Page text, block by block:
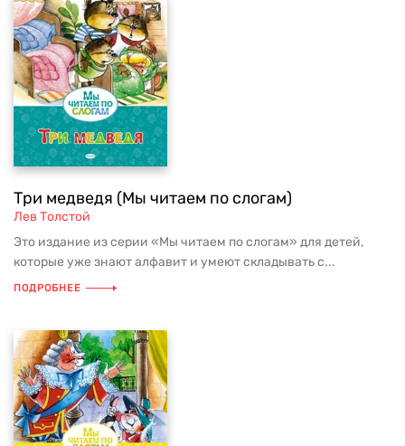
Три медведя (Мы читаем по слогам)
Лев Толстой
Это издание из серии «Мы читаем по слогам» для детей,
которые уже знают алфавит и умеют складывать с...
ПОДРОБНЕЕ